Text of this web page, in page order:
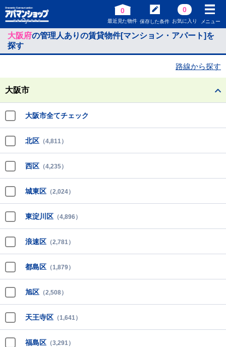
0
最近見た物件 保存した条件
0
お気に入り メニュー
大阪府の管理人ありの賃貸物件[マンション・アパート]を
探す
路線から探す
大阪市
大阪市全てチェック
北区 （4,811）
西区 （4,235）
城東区 （2,024）
東淀川区 （4,896）
浪速区 （2,781）
都島区 （1,879）
旭区 （2,508）
天王寺区 （1,641）
福島区 （3,291）